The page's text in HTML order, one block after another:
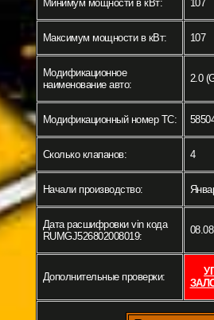
Минимум мощности в кВт: 107
Максимум мощности в кВт: 107
Модификационное
наименование авто:
2.0
Модификационный номер ТС:
Сколько клапанов: 4
Начали производство:
Дата расшифровки vin кода
RUMGJ526802008019:
Дополнительные проверки: